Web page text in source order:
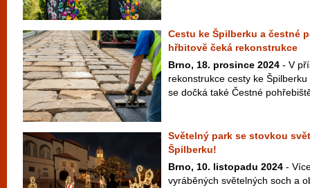
Cestu ke Špilberku a čestné
hřbitově čeká rekonstrukce
Brno, 18. prosince 2024 - V
rekonstrukce cesty ke
se dočká také Čestné
Světelný park se stovkou
Špilberku!
Brno, 10. listopadu 2024 -
vyráběných světelných soch a